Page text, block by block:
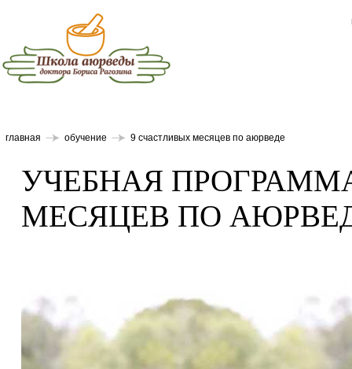
главная обучение 9 счастливых месяцев по аюрведе
УЧЕБНАЯ
МЕСЯЦЕВ ПО